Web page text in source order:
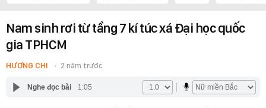
Nam sinh rơi từ tầng 7 kí túc xá Đại học quốc
gia TPHCM
HƯƠNG CHI 2 năm trước
Nghe đọc bài 1:05